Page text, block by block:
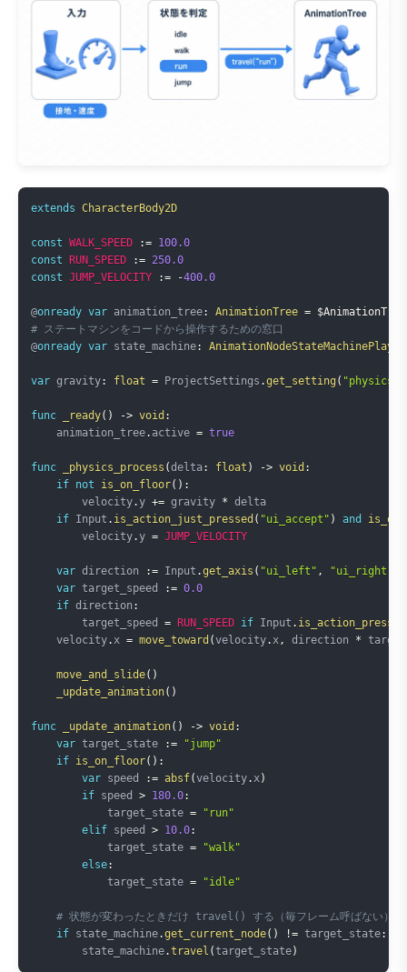
extends CharacterBody2D
const WALK_SPEED := 100.0
const
RUN_SPEED := 250.0
const JUMP_VELOCITY := -400.0
@onready var animation_tree: AnimationTree = $AnimationTree
# ステートマシンをコードから操作するための窓口
@onready var state_machine:
var gravity: float = ProjectSettings .get_setting ( "physics/
func _ready( ) -> void :
    animation_tree
. active = true
func _physics_process (delta: float ) -> void :
if not is_on_floor( ) :
        velocity
.y += gravity * delta
if Input . is_action_just_pressed ( "ui_accept" ) and
        velocity
.y = JUMP_VELOCITY
var direction := Input .get_axis ( "ui_left" , "ui_right"
var target_speed := 0.0
if direction :
        target_speed
= RUN_SPEED if Input . is_action_pressed
    velocity
.x = move_toward (velocity.x, direction *
move_and_slide( )
_update_animation( )
func _update_animation( ) -> void :
var target_state :=
"jump"
if is_on_floor( ) :
var speed := absf(velocity.x)
if speed > 180.0:
            target_state
=
"run"
elif speed > 10.0:
            target_state
=
"walk"
else:
            target_state
= "idle"
# 状態が変わったときだけ travel() する（毎フレーム呼ばない）
if state_machine.get_current_node( ) != target_state:
        state_machine
.travel (target_state)